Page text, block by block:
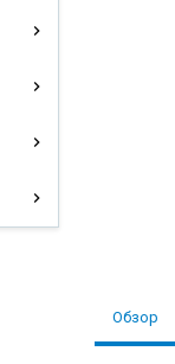
Обзор